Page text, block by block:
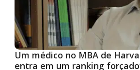
Um médico no MBA de
entra em um ranking